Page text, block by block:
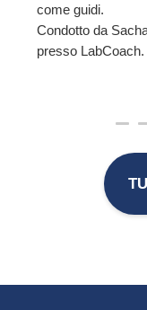
come guidi.
Condotto da
presso LabCoach.